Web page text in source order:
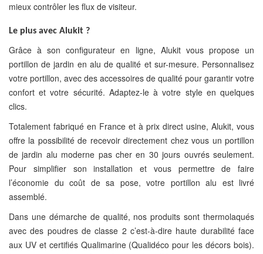
mieux contrôler les flux de visiteur.
Le plus avec Alukit ?
Grâce à son configurateur en ligne, Alukit vous propose un
portillon de jardin en alu de qualité et sur-mesure. Personnalisez
votre portillon, avec des accessoires de qualité pour garantir votre
confort et votre sécurité. Adaptez-le à votre style en quelques
clics.
Totalement fabriqué en France et à prix direct usine, Alukit, vous
offre la possibilité de recevoir directement chez vous un portillon
de jardin alu moderne pas cher en 30 jours ouvrés seulement.
Pour simplifier son installation et vous permettre de faire
l’économie du coût de sa pose, votre portillon alu est livré
assemblé.
Dans une démarche de qualité, nos produits sont thermolaqués
avec des poudres de classe 2 c’est-à-dire haute durabilité face
aux UV et certifiés Qualimarine (Qualidéco pour les décors bois).